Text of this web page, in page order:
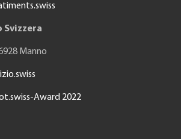
Svizzera
Manno
Award 2022